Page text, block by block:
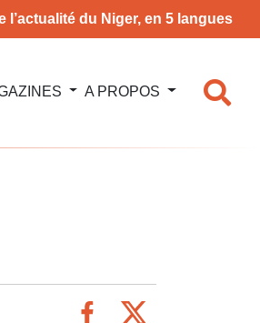
l’actualité du Niger, en 5 langues
A PROPOS